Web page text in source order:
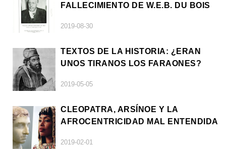
FALLECIMIENTO DE W.E.B. DU BOIS
2019-08-30
TEXTOS DE LA HISTORIA: ¿ERAN
UNOS TIRANOS LOS FARAONES?
2019-05-05
CLEOPATRA, ARSÍNOE Y LA
AFROCENTRICIDAD MAL ENTENDIDA
2019-02-01